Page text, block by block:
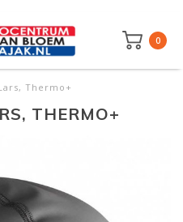
0
Thermo+
THERMO+